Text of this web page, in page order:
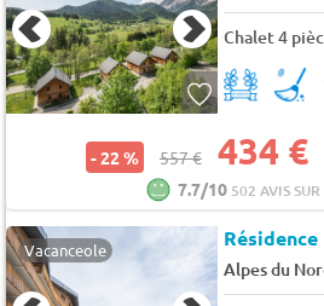
Chalet 4
- 22 % 557 € 434 €
7.7/10 502 AVIS SUR
Vacanceole
Alpes du